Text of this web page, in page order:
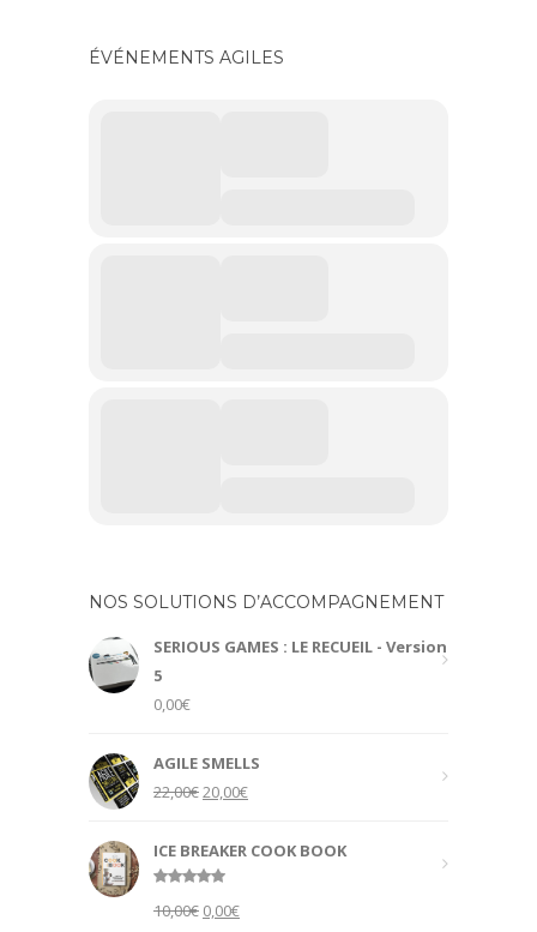
ÉVÉNEMENTS AGILES
NOS SOLUTIONS D’ACCOMPAGNEMENT
SERIOUS GAMES : LE RECUEIL - Version
5
0,00€
AGILE SMELLS
22,00€ Original
was:
22,00€.
20,00€Current
is:
ICE BREAKER COOK BOOK
out of 5
10,00€ Original
0,00€Current